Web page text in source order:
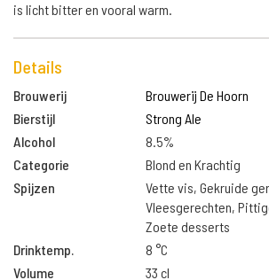
is licht bitter en vooral warm.
Details
Brouwerij
Brouwerij De Hoorn
Bierstijl
Strong Ale
Alcohol
8.5%
Categorie
Blond en Krachtig
Spijzen
Vette vis, Gekruide
Vleesgerechten,
Zoete desserts
Drinktemp.
8 °C
Volume
33 cl